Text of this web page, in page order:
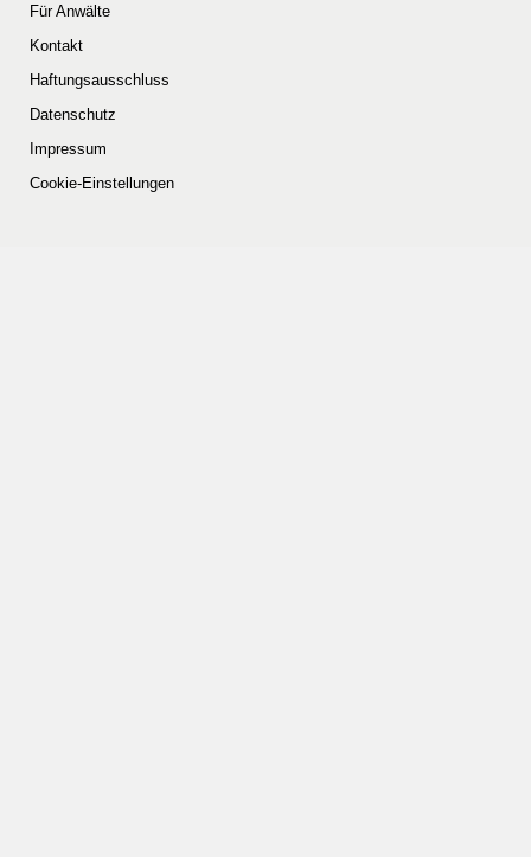
Für Anwälte
Kontakt
Haftungsausschluss
Datenschutz
Impressum
Cookie-Einstellungen